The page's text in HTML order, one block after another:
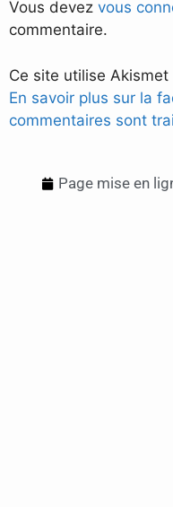
Vous devez vous
commentaire.
Ce site utilise
En savoir plus sur la
commentaires sont
Page mise en